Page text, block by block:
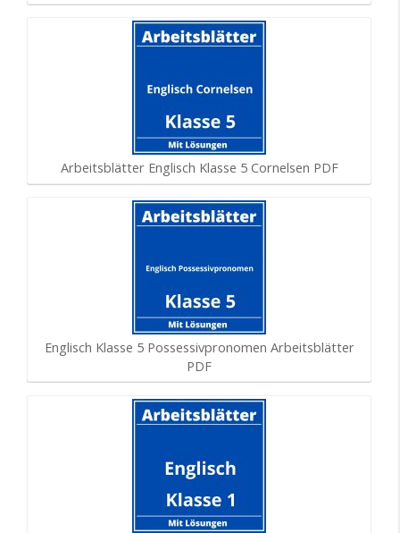
Arbeitsblätter Englisch Klasse 5 Cornelsen PDF
Englisch Klasse 5 Possessivpronomen Arbeitsblätter
PDF